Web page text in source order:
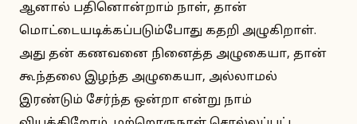
ஆனால் பதினொன்றாம் நாள், தான்
மொட்டையடிக்கப்படும்போது கதறி அழுகிறாள்.
அது தன் கணவனை நினைத்த அழுகையா, தான்
கூந்தலை இழந்த அழுகையா, அல்லாமல்
இரண்டும் சேர்ந்த ஒன்றா என்று நாம்